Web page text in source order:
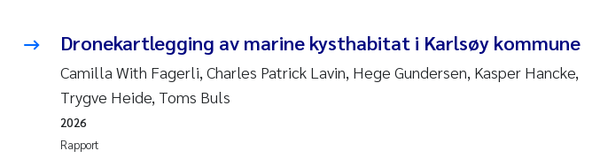
Dronekartlegging av marine kysthabitat i Karlsøy kommune
Camilla With Fagerli, Charles Patrick Lavin, Hege Gundersen, Kasper Hancke,
Trygve Heide, Toms Buls
Rapport
2026